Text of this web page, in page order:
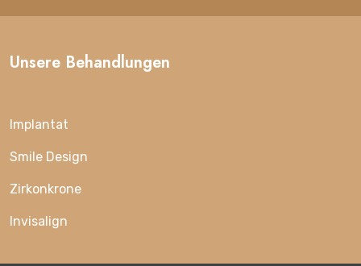
Unsere Behandlungen
Implantat
Smile Design
Zirkonkrone
Invisalign